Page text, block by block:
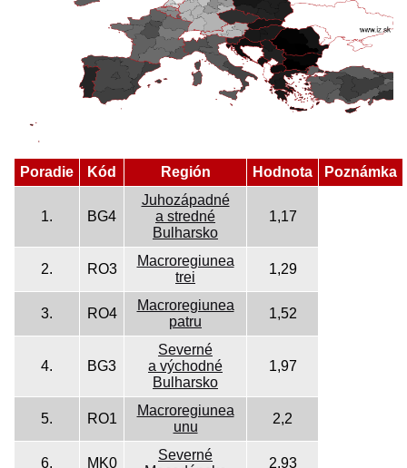
Poradie Kód Región Hodnota Poznámka
1. BG4
Juhozápadné
a stredné
Bulharsko
1,17
2. RO3
Macroregiunea
trei
1,29
3. RO4
Macroregiunea
patru
1,52
4. BG3
Severné
a východné
Bulharsko
1,97
5. RO1
Macroregiunea
unu
2,2
6. MK0
Severné
2,93